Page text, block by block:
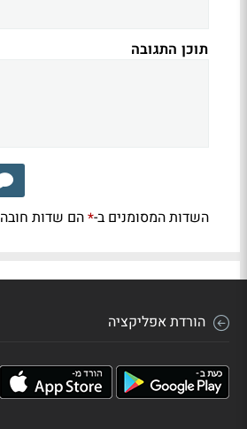
תוכן התגובה
השדות המסומנים ב-*הם שדות חובה
הורדת אפליקציה